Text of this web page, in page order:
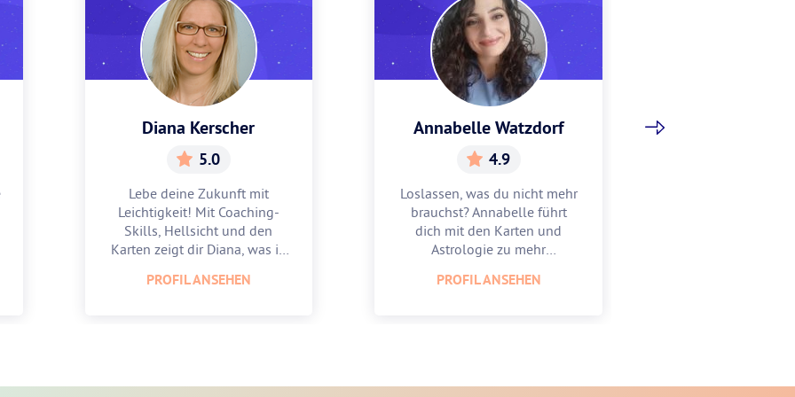
Diana Kerscher
5.0
Lebe deine Zukunft mit
Leichtigkeit! Mit Coaching-
Skills, Hellsicht und den
Karten zeigt dir Diana, was in
PROFIL ANSEHEN
Annabelle Watzdorf
4.9
Loslassen, was du nicht mehr
brauchst? Annabelle führt
dich mit den Karten und
Astrologie zu mehr
PROFIL ANSEHEN